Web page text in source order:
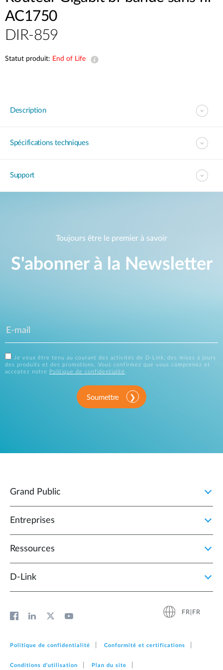
AC1750
DIR-859
Statut produit: End of Life
Description
Spécifications techniques
Support
Toujours être le premier à savoir
S'abonner à la Newsletter
Je veux être tenu au courant des activités de D-Link, des mises à jours
des produits et des promotions. Vous confirmez que vous comprenez et
acceptez notre
Politique de confidentialité.
Soumettre
Grand Public
Entreprises
Ressources
D‑Link
FR|FR
Politique de confidentialité Conformité et certifications
Conditions d'utilisation Plan du site